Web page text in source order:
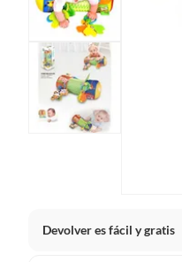
Devolver es fácil y gratis